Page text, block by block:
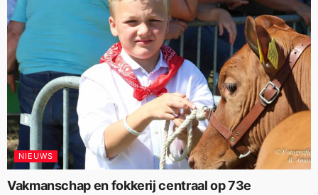
NIEUWS
Vakmanschap en fokkerij centraal op 73e